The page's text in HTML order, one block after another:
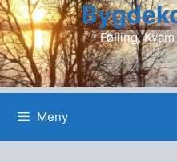
Hopp
til
innhold
Følling,
Meny